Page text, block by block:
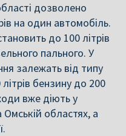
дозволено
на один автомобіль.
до 100 літрів
пального. У
залежать від типу
бензину до 200
вже діють у
областях, а